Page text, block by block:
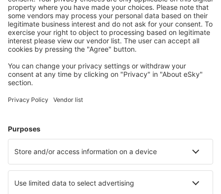
Uživateli eSky nejčastěji hledané ubytování
Ubytování v Polsku - Oblíbená města
Ubytování v Krakově Ubytování ve Vratislavi
Ubytování ve Varšavě Ubytování in Kolobrzeg
Ubytování in Bukowina Tatrzanska Ubytování in Wetlina
Nejlepší ubytování - města